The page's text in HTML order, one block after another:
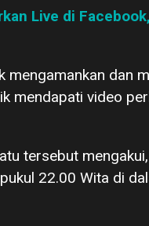
Live di
mengamankan dan
mendapati video
tersebut
22.00 Wita di